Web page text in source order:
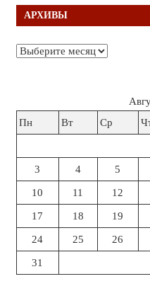
АРХИВЫ
Архивы
Пн
Вт Ср
3 4 5
10 11 12
17 18 19
24 25 26
31